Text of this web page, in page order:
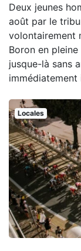
Deux jeunes
août par le
volontairement
Boron en
jusque-là sans
immédiatement
Locales